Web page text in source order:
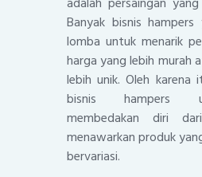
Banyak bisnis
lomba untuk menarik
harga yang lebih murah
lebih unik. Oleh karena
bisnis hampers
membedakan diri
menawarkan produk
bervariasi.